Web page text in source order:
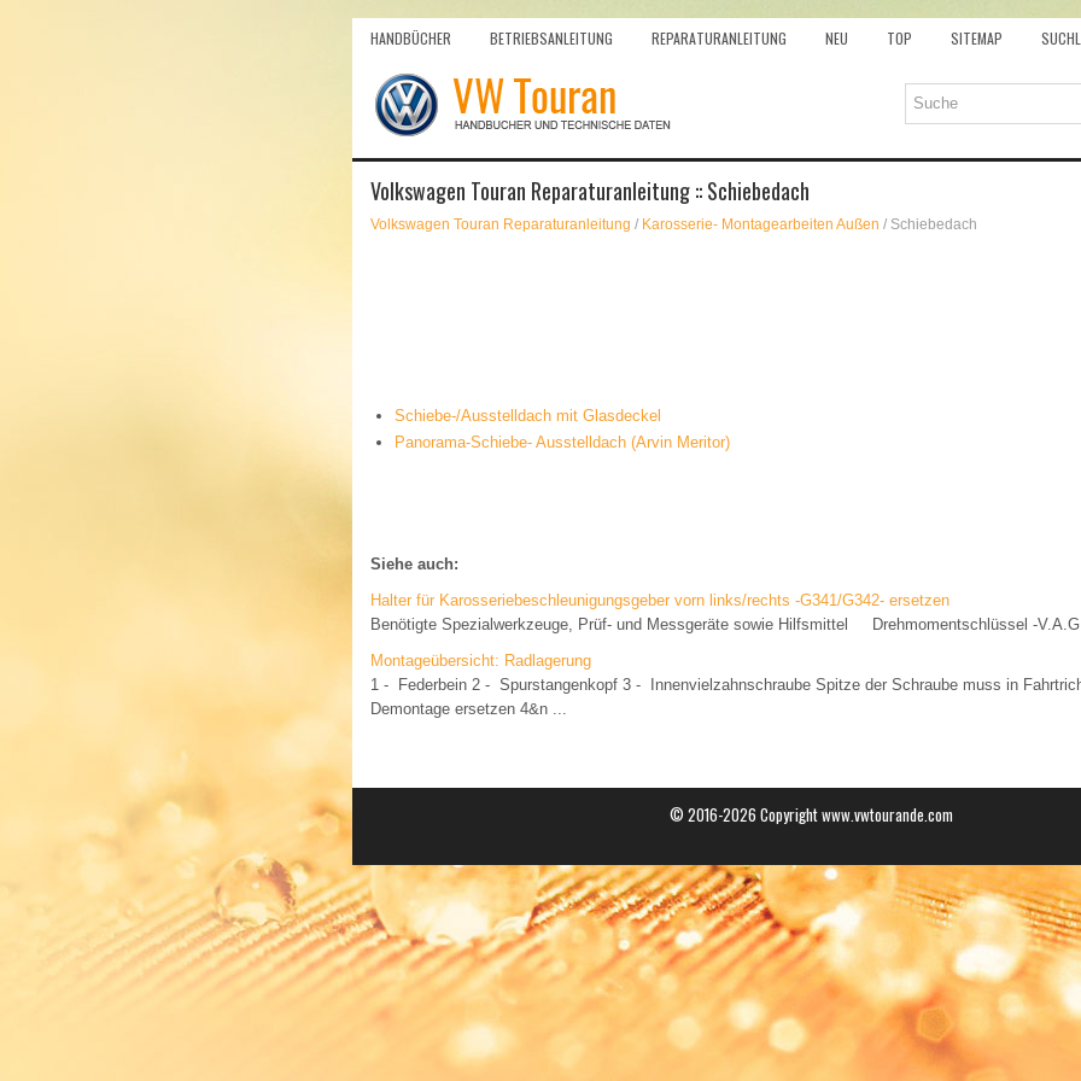
HANDBÜCHER BETRIEBSANLEITUNG REPARATURANLEITUNG NEU TOP SITEMAP
Volkswagen Touran Reparaturanleitung :: Schiebedach
Volkswagen Touran Reparaturanleitung / Karosserie- Montagearbeiten Außen / Schiebedach
Schiebe-/Ausstelldach mit Glasdeckel
Panorama-Schiebe- Ausstelldach (Arvin Meritor)
Siehe auch:
Halter für Karosseriebeschleunigungsgeber vorn links/rechts -G341/G342- ersetzen
Benötigte Spezialwerkzeuge, Prüf- und Messgeräte sowie Hilfsmittel Drehmomentschlüssel -
Montageübersicht: Radlagerung
1 - Federbein 2 - Spurstangenkopf 3 - Innenvielzahnschraube Spitze der Schraube muss in
Demontage ersetzen 4&n ...
© 2016-2026 Copyright www.vwtourande.com